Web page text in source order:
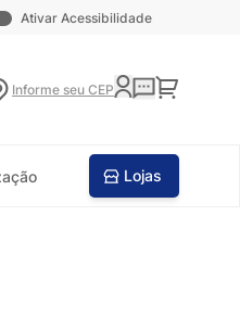
Ativar Acessibilidade
Informe seu CEP Carrinho
Lojas